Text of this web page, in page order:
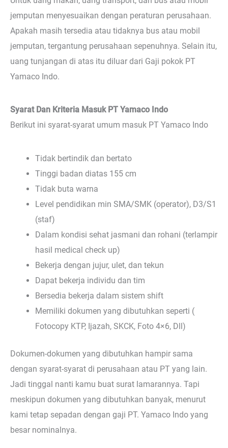
jemputan menyesuaikan dengan peraturan perusahaan.
Apakah masih tersedia atau tidaknya bus atau mobil
jemputan, tergantung perusahaan sepenuhnya. Selain itu,
uang tunjangan di atas itu diluar dari Gaji pokok PT
Yamaco Indo.
Syarat Dan Kriteria Masuk PT Yamaco Indo
Berikut ini syarat-syarat umum masuk PT Yamaco Indo
Tidak bertindik dan bertato
Tinggi badan diatas 155 cm
Tidak buta warna
Level pendidikan min SMA/SMK (operator), D3/S1
(staf)
Dalam kondisi sehat jasmani dan rohani (terlampir
hasil medical check up)
Bekerja dengan jujur, ulet, dan tekun
Dapat bekerja individu dan tim
Bersedia bekerja dalam sistem shift
Memiliki dokumen yang dibutuhkan seperti (
Fotocopy KTP, Ijazah, SKCK, Foto 4×6, Dll)
Dokumen-dokumen yang dibutuhkan hampir sama
dengan syarat-syarat di perusahaan atau PT yang lain.
Jadi tinggal nanti kamu buat surat lamarannya. Tapi
meskipun dokumen yang dibutuhkan banyak, menurut
kami tetap sepadan dengan gaji PT. Yamaco Indo yang
besar nominalnya.